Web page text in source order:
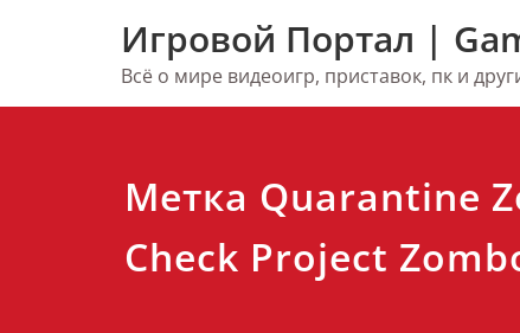
Игровой Портал |
Всё о мире видеоигр, приставок, пк и
Метка Quarantine
Check Project